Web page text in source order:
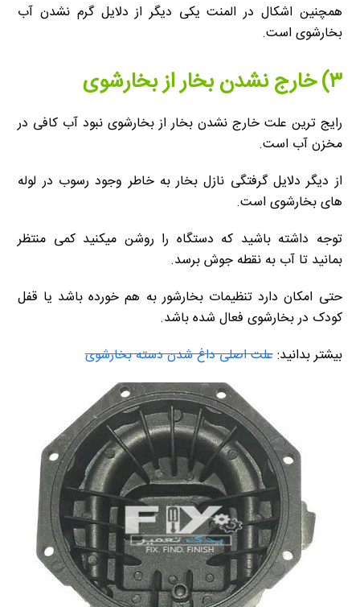
همچنین اشکال در المنت یکی دیگر از دلایل گرم نشدن آب
بخارشوی است.
۳) خارج نشدن بخار از بخارشوی
رایج ترین علت خارج نشدن بخار از بخارشوی نبود آب کافی در
مخزن آب است.
از دیگر دلایل گرفتگی نازل بخار به خاطر وجود رسوب در لوله
های بخارشوی است.
توجه داشته باشید که دستگاه را روشن میکنید کمی منتظر
بمانید تا آب به نقطه جوش برسد.
حتی امکان دارد تنظیمات بخارشور به هم خورده باشد یا قفل
کودک در بخارشوی فعال شده باشد.
بیشتر بدانید:علت اصلی داغ شدن دسته بخارشوی